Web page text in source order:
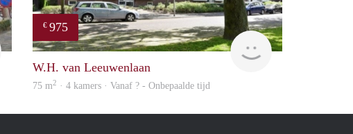
finder
€ 975
Woning
W.H. van Leeuwenlaan
75 m2 · 4 kamers · Vanaf ? - Onbepaalde tijd